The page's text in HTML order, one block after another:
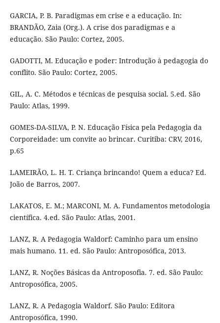
GARCIA, P. B. Paradigmas em crise e a educação. In:
BRANDÃO, Zaia (Org.). A crise dos paradigmas e a
educação. São Paulo: Cortez, 2005.
GADOTTI, M. Educação e poder: Introdução à pedagogia do
conflito. São Paulo: Cortez, 2005.
GIL, A. C. Métodos e técnicas de pesquisa social. 5.ed. São
Paulo: Atlas, 1999.
GOMES-DA-SILVA, P. N. Educação Física pela Pedagogia da
Corporeidade: um convite ao brincar. Curitiba: CRV, 2016,
p.65
LAMEIRÃO, L. H. T. Criança brincando! Quem a educa? Ed.
João de Barros, 2007.
LAKATOS, E. M.; MARCONI, M. A. Fundamentos metodologia
científica. 4.ed. São Paulo: Atlas, 2001.
LANZ, R. A Pedagogia Waldorf: Caminho para um ensino
mais humano. 11. ed. São Paulo: Antroposófica, 2013.
LANZ, R. Noções Básicas da Antroposofia. 7. ed. São Paulo:
Antroposófica, 2005.
LANZ, R. A Pedagogia Waldorf. São Paulo: Editora
Antroposófica, 1990.